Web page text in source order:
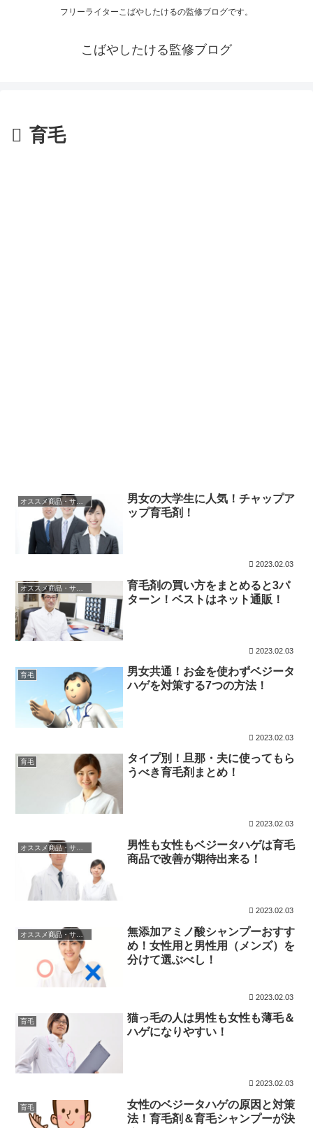
フリーライターこばやしたけるの監修ブログです。
こばやしたける監修ブログ
育毛
オススメ商品・サービス
男女の大学生に人気！チャップア
ップ育毛剤！
2023.02.03
オススメ商品・サービス
育毛剤の買い方をまとめると3パ
ターン！ベストはネット通販！
2023.02.03
育毛
男女共通！お金を使わずベジータ
ハゲを対策する7つの方法！
2023.02.03
育毛
タイプ別！旦那・夫に使ってもら
うべき育毛剤まとめ！
2023.02.03
オススメ商品・サービス
男性も女性もベジータハゲは育毛
商品で改善が期待出来る！
2023.02.03
オススメ商品・サービス
無添加アミノ酸シャンプーおすす
め！女性用と男性用（メンズ）を
分けて選ぶべし！
2023.02.03
育毛
猫っ毛の人は男性も女性も薄毛＆
ハゲになりやすい！
2023.02.03
育毛
女性のベジータハゲの原因と対策
法！育毛剤＆育毛シャンプーが決